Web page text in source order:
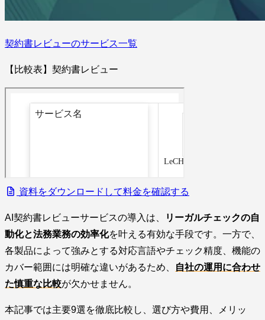
契約書レビューのサービス一覧
【比較表】契約書レビュー
資料をダウンロードして料金を確認する
AI契約書レビューサービスの導入は、
リーガルチェックの自
動化と法務業務の効率化を叶える有効な手段です。一方で、
各製品によって強みとする対応言語やチェック精度、機能の
カバー範囲には明確な違いがあるため、
自社の運用に合わせ
た慎重な比較が欠かせません。
本記事では主要9選を徹底比較し、選び方や費用、メリッ